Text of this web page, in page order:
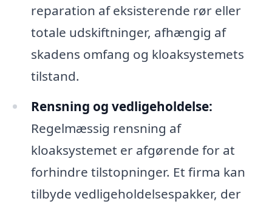
reparation af eksisterende rør eller
totale udskiftninger, afhængig af
skadens omfang og kloaksystemets
tilstand.
Rensning og vedligeholdelse:
Regelmæssig rensning af
kloaksystemet er afgørende for at
forhindre tilstopninger. Et firma kan
tilbyde vedligeholdelsespakker, der